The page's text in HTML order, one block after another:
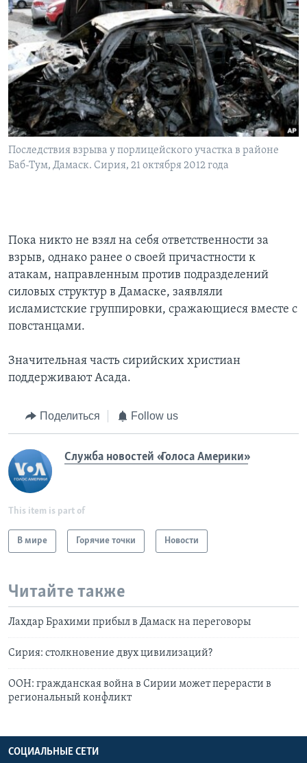
Последствия взрыва у порлицейского участка в районе
Баб-Тум, Дамаск. Сирия, 21 октября 2012 года
Пока никто не взял на себя ответственности за
взрыв, однако ранее о своей причастности к
атакам, направленным против подразделений
силовых структур в Дамаске, заявляли
исламистские группировки, сражающиеся вместе с
повстанцами.
Значительная часть сирийских христиан
поддерживают Асада.
Поделиться Follow us
Служба новостей «Голоса Америки»
This item is part of
В мире Горячие точки Новости
Читайте также
Лахдар Брахими прибыл в Дамаск на переговоры
Сирия: столкновение двух цивилизаций?
ООН: гражданская война в Сирии может перерасти в
региональный конфликт
СОЦИАЛЬНЫЕ СЕТИ